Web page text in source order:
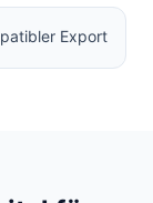
Export